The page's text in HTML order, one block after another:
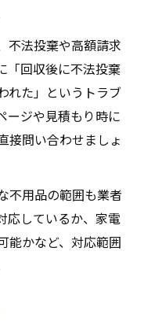
不法投棄や高額請求
「回収後に不法投棄
れた」というトラブ
ージや見積もり時に
接問い合わせましょ
不用品の範囲も業者
応しているか、家電
能かなど、対応範囲